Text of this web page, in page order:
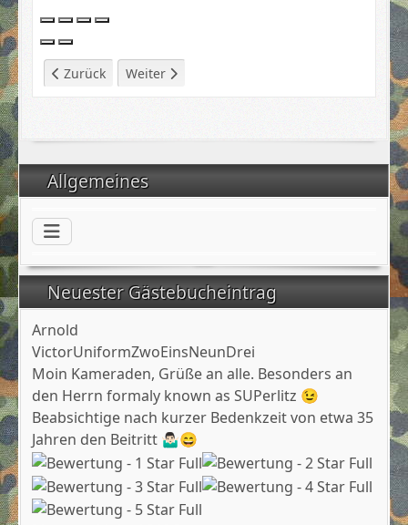
Allgemeines
Neuester Gästebucheintrag
Arnold
VictorUniformZwoEinsNeunDrei
Moin Kameraden, Grüße an alle. Besonders an
den Herrn formaly known as SUPerlitz 😉
Beabsichtige nach kurzer Bedenkzeit von etwa 35
Jahren den Beitritt 🤷🏻‍♂️😄
Vorheriger Beitrag: Veranstaltungen 2010
Zurück Nächster Beitrag: 27.01.2011 - Stammtisch
Weiter